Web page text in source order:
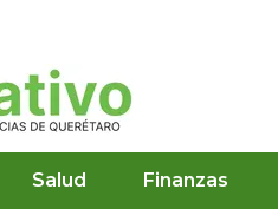
Salud Finanzas